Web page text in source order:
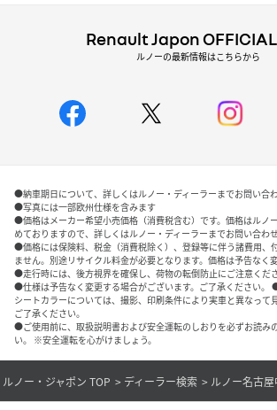
Renault Japon OFFICIAL
ルノーの最新情報はこちらから
●納車期日について、詳しくはルノー・ディーラーまでお問い合わ
●写真には一部欧州仕様を含みます
●価格はメーカー希望小売価格（消費税含む）です。価格はルノ
めておりますので、詳しくはルノー・ディーラーまでお問い合わ
●価格には保険料、税金（消費税除く）、登録等に伴う諸費用、
ません。別途リサイクル料金が必要となります。価格は予告なく
●走行時には、後方視界を確保し、荷物の転倒防止にご注意くださ
●仕様は予告なく変更する場合がございます。ご了承ください。
シートカラーについては、撮影、印刷条件により実車と異なって
ご了承ください。
●ご使用前に、取扱説明書および安全運転のしおりを必ずお読み
い。 ※安全運転を心がけましょう。
ルノー・ジャポン TOP ディーラー検索 ルノー名古